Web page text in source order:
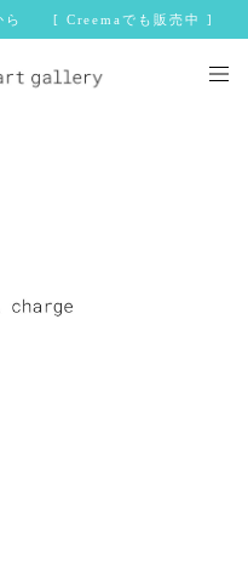
から [ Creemaでも販売中 ]